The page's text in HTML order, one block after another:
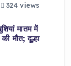
324 views
मातम में
मौत; दूल्हा